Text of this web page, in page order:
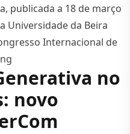
publicada a 18 de março
Universidade da Beira
Internacional de
no
novo